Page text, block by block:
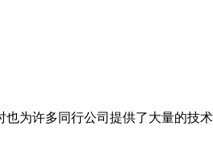
为许多同行公司提供了大量的技